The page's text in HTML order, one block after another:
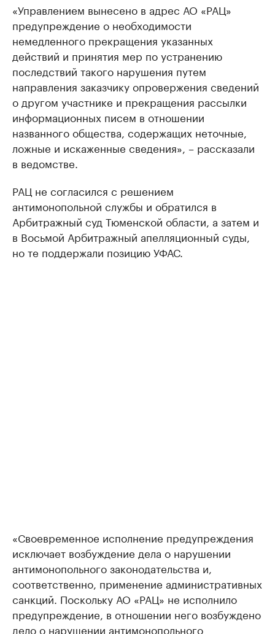
«Управлением вынесено в адрес АО «РАЦ»
предупреждение о необходимости
немедленного прекращения указанных
действий и принятия мер по устранению
последствий такого нарушения путем
направления заказчику опровержения сведений
о другом участнике и прекращения рассылки
информационных писем в отношении
названного общества, содержащих неточные,
ложные и искаженные сведения», – рассказали
в ведомстве.
РАЦ не согласился с решением
антимонопольной службы и обратился в
Арбитражный суд Тюменской области, а затем и
в Восьмой Арбитражный апелляционный суды,
но те поддержали позицию УФАС.
«Своевременное исполнение предупреждения
исключает возбуждение дела о нарушении
антимонопольного законодательства и,
соответственно, применение административных
санкций. Поскольку АО «РАЦ» не исполнило
предупреждение, в отношении него возбуждено
дело о нарушении антимонопольного